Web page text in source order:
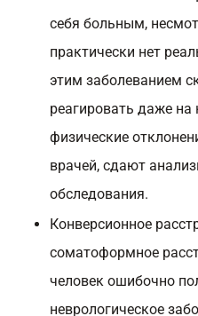
себя больным,
практически нет
этим заболеванием
реагировать даже на
физические
врачей, сдают
обследования.
Конверсионное
соматоформное
человек ошибочно
неврологическое